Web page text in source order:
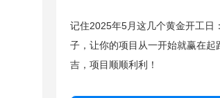
记住2025年5月这几个黄金开工日
子，让你的项目从一开始就赢在
吉，项目顺顺利利！